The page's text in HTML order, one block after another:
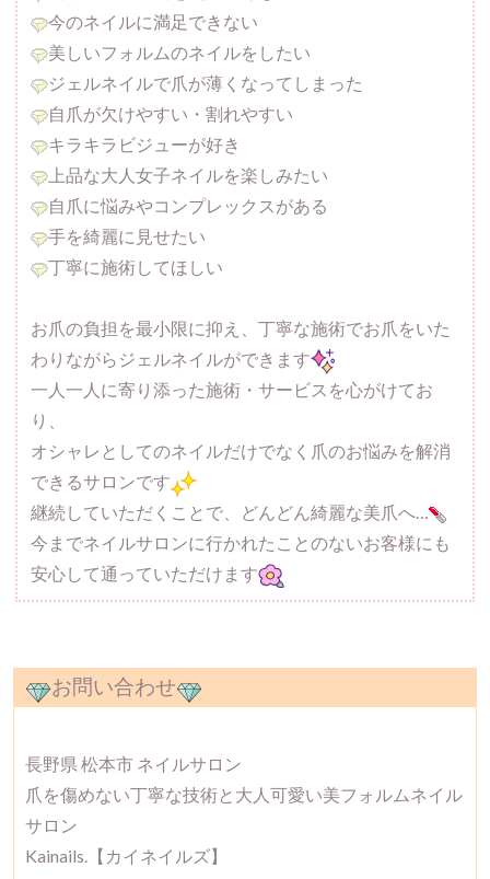
今のネイルに満足できない
美しいフォルムのネイルをしたい
ジェルネイルで爪が薄くなってしまった
自爪が欠けやすい・割れやすい
キラキラビジューが好き
上品な大人女子ネイルを楽しみたい
自爪に悩みやコンプレックスがある
手を綺麗に見せたい
丁寧に施術してほしい
お爪の負担を最小限に抑え、丁寧な施術でお爪をいた
わりながらジェルネイルができます
一人一人に寄り添った施術・サービスを心がけてお
り、
オシャレとしてのネイルだけでなく爪のお悩みを解消
できるサロンです
継続していただくことで、どんどん綺麗な美爪へ…
今までネイルサロンに行かれたことのないお客様にも
安心して通っていただけます
お問い合わせ
長野県 松本市 ネイルサロン
爪を傷めない丁寧な技術と大人可愛い美フォルムネイル
サロン
Kainails.【カイネイルズ】